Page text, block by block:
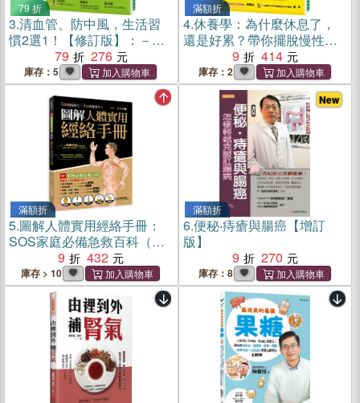
79 折
3.清血管、防中風，生活習
慣2選1！【修訂版】：－日
本名醫教您預防三高、中
風、失智症的健康祕訣！
79 276
庫存：5
滿額折
4.休養學：為什麼休息了，
還是好累？帶你擺脫慢性疲
勞，重啟身心能量！
9 414
庫存：2
滿額折
5.圖解人體實用經絡手冊：
SOS家庭必備急救百科（附
贈經絡穴位圖大開海報）
9 432
庫存 > 10
滿額折
New
6.便秘‧痔瘡與腸癌【增訂
版】
9
270
庫存：8